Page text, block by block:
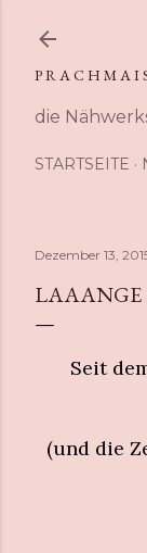
P R A C H M A I
die
STARTSEITE
Dezember 13,
LAAANGE
Seit
(und die